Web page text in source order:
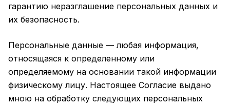
гарантию неразглашение персональных данных и
их безопасность.
Персональные данные — любая информация,
относящаяся к определенному или
определяемому на основании такой информации
физическому лицу. Настоящее Согласие выдано
мною на обработку следующих персональных